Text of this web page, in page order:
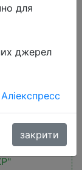
для
джерел
закрити